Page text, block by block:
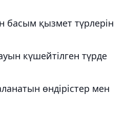
басым қызмет түрлерін
күшейтілген түрде
өндірістер мен